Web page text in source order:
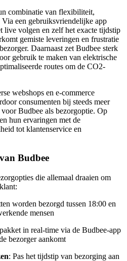
combinatie van flexibiliteit,
een gebruiksvriendelijke app
live volgen en zelf het exacte tijdstip
gemiste leveringen en frustratie
Daarnaast zet Budbee sterk
gebruik te maken van elektrische
routes om de CO2-
webshops en e-commerce
consumenten bij steeds meer
Budbee als bezorgoptie. Op
hun ervaringen met de
tot klantenservice en
Budbee
die allemaal draaien om
worden bezorgd tussen 18:00 en
mensen
in real-time via de Budbee-app
bezorger aankomt
: Pas het tijdstip van bezorging aan